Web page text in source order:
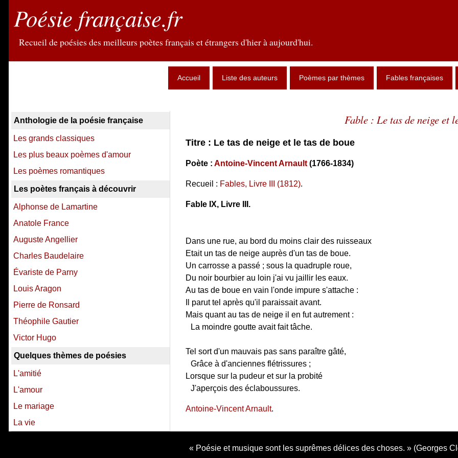
Poésie française.fr
Recueil de poésies des meilleurs poètes français et étrangers d'hier à aujourd'hui.
Accueil Liste des auteurs Poèmes par thèmes Fables françaises
Fable : Le tas de neige et
Titre : Le tas de neige et le tas de boue
Poète : Antoine-Vincent Arnault (1766-1834)
Recueil : Fables, Livre III (1812).
Fable IX, Livre III.
Dans une rue, au bord du moins clair des ruisseaux
Etait un tas de neige auprès d'un tas de boue.
Un carrosse a passé ; sous la quadruple roue,
Du noir bourbier au loin j'ai vu jaillir les eaux.
Au tas de boue en vain l'onde impure s'attache :
Il parut tel après qu'il paraissait avant.
Mais quant au tas de neige il en fut autrement :
La moindre goutte avait fait tâche.
Tel sort d'un mauvais pas sans paraître gâté,
Grâce à d'anciennes flétrissures ;
Lorsque sur la pudeur et sur la probité
J'aperçois des éclaboussures.
Antoine-Vincent Arnault.
Anthologie de la poésie française
Les grands classiques
Les plus beaux poèmes d'amour
Les poèmes romantiques
Les poètes français à découvrir
Alphonse de Lamartine
Anatole France
Auguste Angellier
Charles Baudelaire
Évariste de Parny
Louis Aragon
Pierre de Ronsard
Théophile Gautier
Victor Hugo
Quelques thèmes de poésies
L'amitié
L'amour
Le mariage
La vie
Poésie et musique sont les suprêmes délices des choses. (Georges